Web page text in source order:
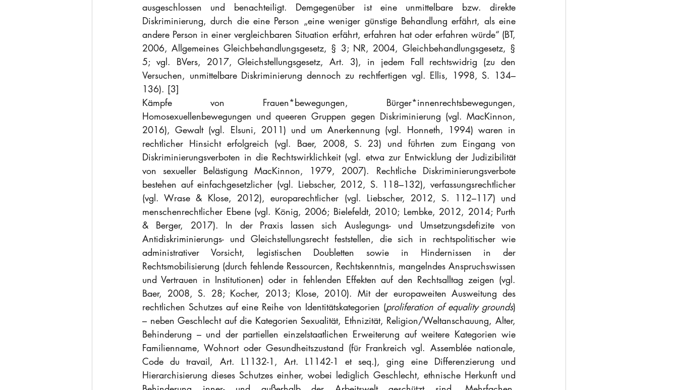
ausgeschlossen und benachteiligt. Demgegenüber ist eine unmittelbare bzw. direkte
Diskriminierung, durch die eine Person „eine weniger günstige Behandlung erfährt, als eine
andere Person in einer vergleichbaren Situation erfährt, erfahren hat oder erfahren würde“ (BT,
2006, Allgemeines Gleichbehandlungsgesetz, § 3; NR, 2004, Gleichbehandlungsgesetz, §
5; vgl. BVers, 2017, Gleichstellungsgesetz, Art. 3), in jedem Fall rechtswidrig (zu den
Versuchen, unmittelbare Diskriminierung dennoch zu rechtfertigen vgl. Ellis, 1998, S. 134–
136). [3]
Kämpfe von Frauen*bewegungen, Bürger*innenrechtsbewegungen,
Homosexuellenbewegungen und queeren Gruppen gegen Diskriminierung (vgl. MacKinnon,
2016), Gewalt (vgl. Elsuni, 2011) und um Anerkennung (vgl. Honneth, 1994) waren in
rechtlicher Hinsicht erfolgreich (vgl. Baer, 2008, S. 23) und führten zum Eingang von
Diskriminierungsverboten in die Rechtswirklichkeit (vgl. etwa zur Entwicklung der Judizibilität
von sexueller Belästigung MacKinnon, 1979, 2007). Rechtliche Diskriminierungsverbote
bestehen auf einfachgesetzlicher (vgl. Liebscher, 2012, S. 118–132), verfassungsrechtlicher
(vgl. Wrase & Klose, 2012), europarechtlicher (vgl. Liebscher, 2012, S. 112–117) und
menschenrechtlicher Ebene (vgl. König, 2006; Bielefeldt, 2010; Lembke, 2012, 2014; Purth
& Berger, 2017). In der Praxis lassen sich Auslegungs- und Umsetzungsdefizite von
Antidiskriminierungs- und Gleichstellungsrecht feststellen, die sich in rechtspolitischer wie
administrativer Vorsicht, legistischen Doubletten sowie in Hindernissen in der
Rechtsmobilisierung (durch fehlende Ressourcen, Rechtskenntnis, mangelndes Anspruchswissen
und Vertrauen in Institutionen) oder in fehlenden Effekten auf den Rechtsalltag zeigen (vgl.
Baer, 2008, S. 28; Kocher, 2013; Klose, 2010). Mit der europaweiten Ausweitung des
rechtlichen Schutzes auf eine Reihe von Identitätskategorien (proliferation of equality grounds)
– neben Geschlecht auf die Kategorien Sexualität, Ethnizität, Religion/Weltanschauung, Alter,
Behinderung – und der partiellen einzelstaatlichen Erweiterung auf weitere Kategorien wie
Familienname, Wohnort oder Gesundheitszustand (für Frankreich vgl. Assemblée nationale,
Code du travail, Art. L1132-1, Art. L1142-1 et seq.), ging eine Differenzierung und
Hierarchisierung dieses Schutzes einher, wobei lediglich Geschlecht, ethnische Herkunft und